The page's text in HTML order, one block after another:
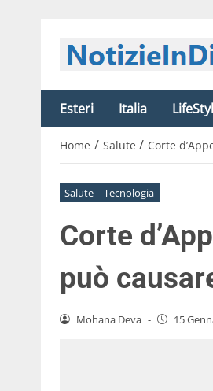
Esteri Italia
Home / Salute / Corte
Salute Tecnologia
Corte
può
Mohana Deva - 15